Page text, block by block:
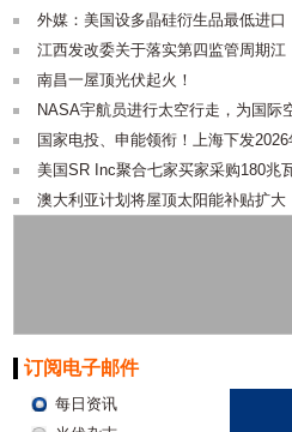
外媒：美国设多晶硅衍生品最低进口
江西发改委关于落实第四监管周期江
南昌一屋顶光伏起火！
NASA宇航员进行太空行走，为国际
国家电投、申能领衔！上海下发2026
美国SR Inc聚合七家买家采购180兆
澳大利亚计划将屋顶太阳能补贴扩大
订阅电子邮件
每日资讯